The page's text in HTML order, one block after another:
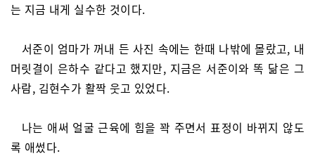
는 지금 내게 실수한 것이다.
서준이 엄마가 꺼내 든 사진 속에는 한때 나밖에 몰랐고, 내
머릿결이 은하수 같다고 했지만, 지금은 서준이와 똑 닮은 그
사람, 김현수가 활짝 웃고 있었다.
나는 애써 얼굴 근육에 힘을 꽉 주면서 표정이 바뀌지 않도
록 애썼다.